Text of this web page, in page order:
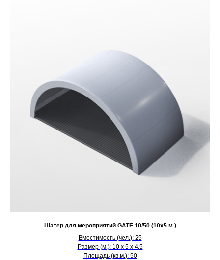
Шатер для мероприятий GATE 10/50 (10х5 м.)
Вместимость (чел.): 25
Размер (м.): 10 х 5 х 4,5
Площадь (кв.м.): 50